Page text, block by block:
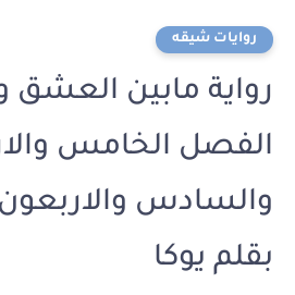
روايات شيقه
رواية مابين العشق
الفصل الخامس
بقلم يوكا